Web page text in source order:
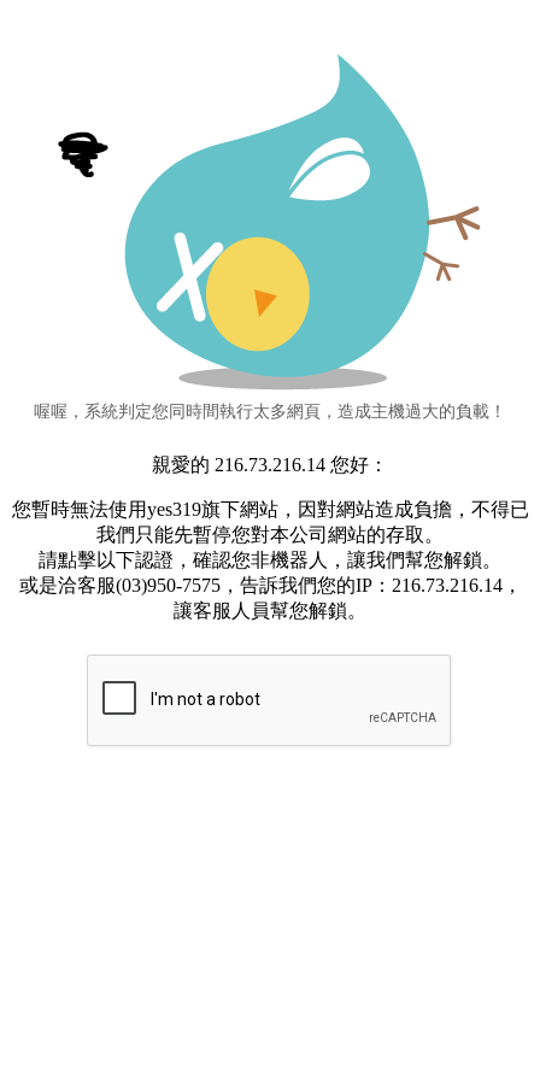
喔喔，系統判定您同時間執行太多網頁，造成主機過大的負載！
親愛的 216.73.216.14 您好：
您暫時無法使用yes319旗下網站，因對網站造成負擔，不得已
我們只能先暫停您對本公司網站的存取。
請點擊以下認證，確認您非機器人，讓我們幫您解鎖。
或是洽客服(03)950-7575，告訴我們您的IP：216.73.216.14，
讓客服人員幫您解鎖。